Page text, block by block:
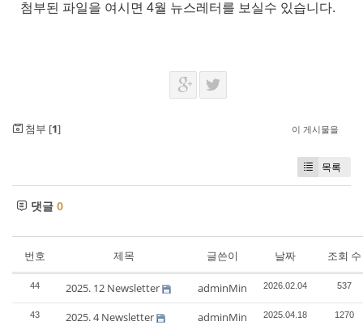
첨부된 파일을 여시면 4월 뉴스레터를 보실수 있습니다.
첨부 [1] 이 게시물을
목록
댓글 0
번호 제목 글쓴이 날짜 조회 수
44 2025. 12 Newsletter adminMin 2026.02.04 537
43 2025. 4 Newsletter adminMin 2025.04.18 1270